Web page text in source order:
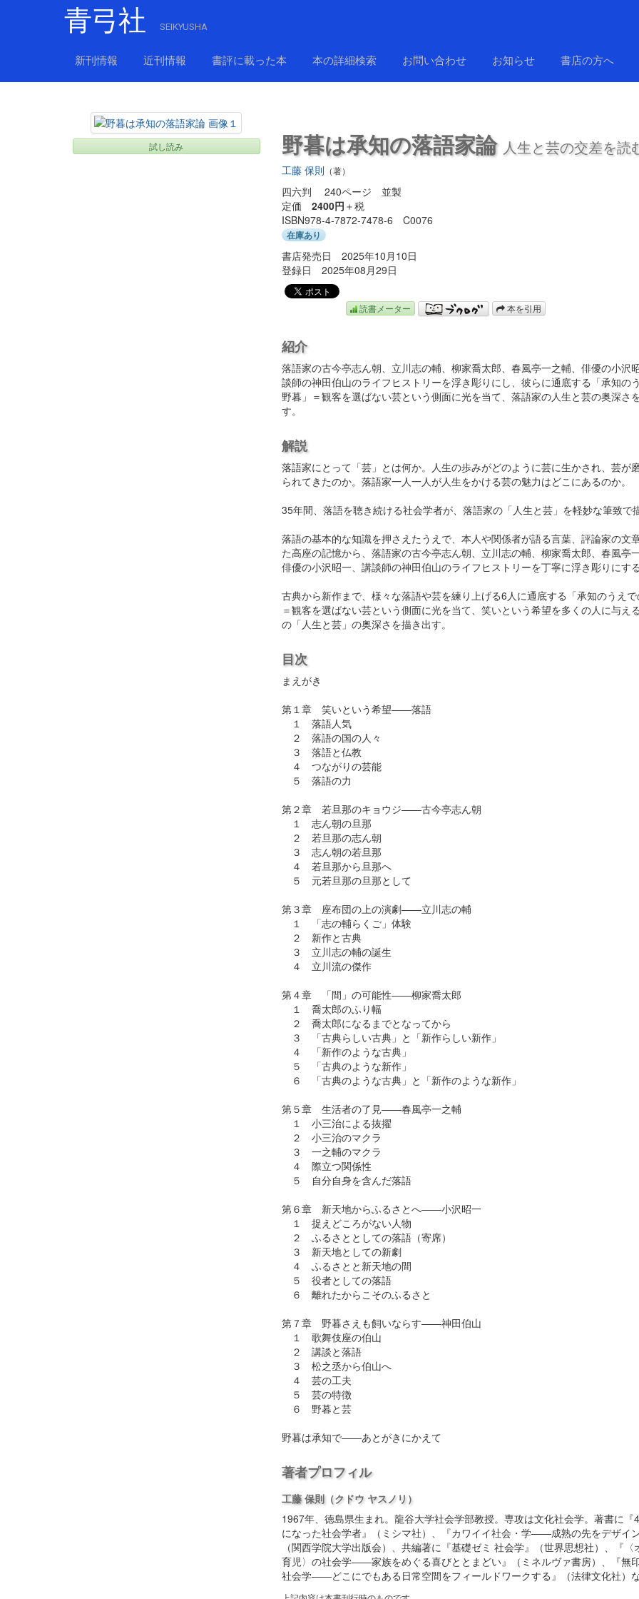
青弓社 SEIKYUSHA
新刊情報 近刊情報 書評に載った本 本の詳細検索 お問い合わせ お知らせ 書店の方へ
試し読み 野暮は承知の落語家論 人生と芸の交差を読
工藤 保則 （著）
四六判 240ページ 並製
定価 2400円 ＋税
ISBN978-4-7872-7478-6 C0076
在庫あり
書店発売日 2025年10月10日
登録日 2025年08月29日
読書メーター 本を引用
紹介
落語家の古今亭志ん朝、立川志の輔、柳家喬太郎、春風亭一之輔、俳優の小沢
談師の神田伯山のライフヒストリーを浮き彫りにし、彼らに通底する「承知の
野暮」＝観客を選ばない芸という側面に光を当て、落語家の人生と芸の奥深さ
す。
解説
落語家にとって「芸」とは何か。人生の歩みがどのように芸に生かされ、芸が
られてきたのか。落語家一人一人が人生をかける芸の魅力はどこにあるのか。
35年間、落語を聴き続ける社会学者が、落語家の「人生と芸」を軽妙な筆致で描
落語の基本的な知識を押さえたうえで、本人や関係者が語る言葉、評論家の文
た高座の記憶から、落語家の古今亭志ん朝、立川志の輔、柳家喬太郎、春風亭一
俳優の小沢昭一、講談師の神田伯山のライフヒストリーを丁寧に浮き彫りにする
古典から新作まで、様々な落語や芸を練り上げる6人に通底する「承知のうえで
＝観客を選ばない芸という側面に光を当て、笑いという希望を多くの人に与え
の「人生と芸」の奥深さを描き出す。
目次
まえがき
第１章 笑いという希望――落語
１ 落語人気
２ 落語の国の人々
３ 落語と仏教
４ つながりの芸能
５ 落語の力
第２章 若旦那のキョウジ――古今亭志ん朝
１ 志ん朝の旦那
２ 若旦那の志ん朝
３ 志ん朝の若旦那
４ 若旦那から旦那へ
５ 元若旦那の旦那として
第３章 座布団の上の演劇――立川志の輔
１ 「志の輔らくご」体験
２ 新作と古典
３ 立川志の輔の誕生
４ 立川流の傑作
第４章 「間」の可能性――柳家喬太郎
１ 喬太郎のふり幅
２ 喬太郎になるまでとなってから
３ 「古典らしい古典」と「新作らしい新作」
４ 「新作のような古典」
５ 「古典のような新作」
６ 「古典のような古典」と「新作のような新作」
第５章 生活者の了見――春風亭一之輔
１ 小三治による抜擢
２ 小三治のマクラ
３ 一之輔のマクラ
４ 際立つ関係性
５ 自分自身を含んだ落語
第６章 新天地からふるさとへ――小沢昭一
１ 捉えどころがない人物
２ ふるさととしての落語（寄席）
３ 新天地としての新劇
４ ふるさとと新天地の間
５ 役者としての落語
６ 離れたからこそのふるさと
第７章 野暮さえも飼いならす――神田伯山
１ 歌舞伎座の伯山
２ 講談と落語
３ 松之丞から伯山へ
４ 芸の工夫
５ 芸の特徴
６ 野暮と芸
野暮は承知で――あとがきにかえて
著者プロフィル
工藤 保則（クドウ ヤスノリ）
1967年、徳島県生まれ。龍谷大学社会学部教授。専攻は文化社会学。著書に『
になった社会学者』（ミシマ社）、『カワイイ社会・学――成熟の先をデザイン
（関西学院大学出版会）、共編著に『基礎ゼミ 社会学』（世界思想社）、『〈
育児〉の社会学――家族をめぐる喜びととまどい』（ミネルヴァ書房）、『無
社会学――どこにでもある日常空間をフィールドワークする』（法律文化社）な